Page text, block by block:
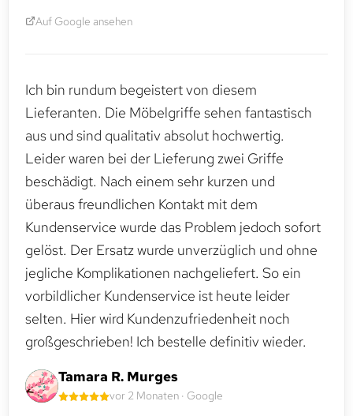
Auf Google ansehen
Ich bin rundum begeistert von diesem
Lieferanten. Die Möbelgriffe sehen fantastisch
aus und sind qualitativ absolut hochwertig.
Leider waren bei der Lieferung zwei Griffe
beschädigt. Nach einem sehr kurzen und
überaus freundlichen Kontakt mit dem
Kundenservice wurde das Problem jedoch sofort
gelöst. Der Ersatz wurde unverzüglich und ohne
jegliche Komplikationen nachgeliefert. So ein
vorbildlicher Kundenservice ist heute leider
selten. Hier wird Kundenzufriedenheit noch
großgeschrieben! Ich bestelle definitiv wieder.
Tamara R. Murges
vor 2 Monaten · Google